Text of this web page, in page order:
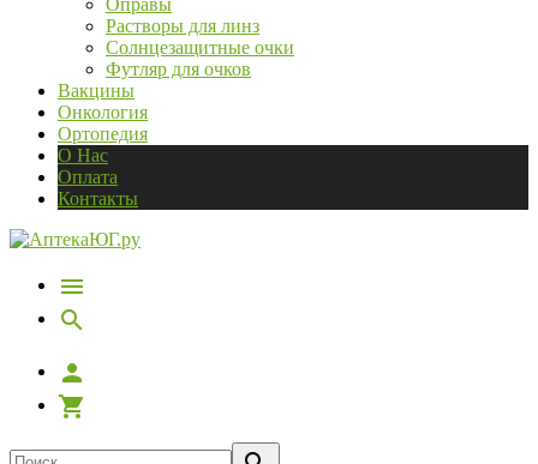
Оправы
Растворы для линз
Солнцезащитные очки
Футляр для очков
Вакцины
Онкология
Ортопедия
О Нас
Оплата
Контакты